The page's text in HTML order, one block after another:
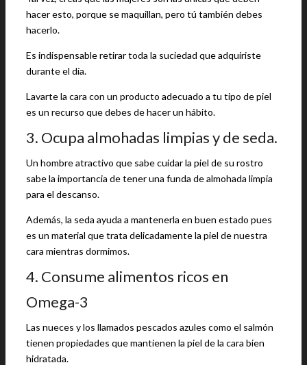
hacer esto, porque se maquillan, pero tú también debes
hacerlo.
Es indispensable retirar toda la suciedad que adquiriste
durante el día.
Lavarte la cara con un producto adecuado a tu tipo de piel
es un recurso que debes de hacer un hábito.
3. Ocupa almohadas limpias y de seda.
Un hombre atractivo que sabe cuidar la piel de su rostro
sabe la importancia de tener una funda de almohada limpia
para el descanso.
Además, la seda ayuda a mantenerla en buen estado pues
es un material que trata delicadamente la piel de nuestra
cara mientras dormimos.
4. Consume alimentos ricos en
Omega-3
Las nueces y los llamados pescados azules como el salmón
tienen propiedades que mantienen la piel de la cara bien
hidratada.